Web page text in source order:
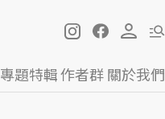
專題特輯作者群關於我們